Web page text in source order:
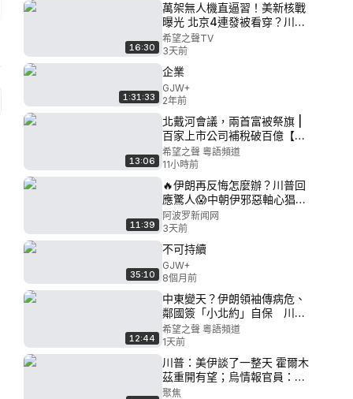
16:30
萬架無人機直逼習！美新核戰
曝光 北京4連發被看穿？川普
點名背後黑手【每日頭條】
希望之聲TV
3天前
1:31:33
企業
GJW+
2年前
13:06
北戴河會議，兩首富被祭旗 |
百家上市公司補稅破百億【財
經熱點】
希望之聲 粵語頻道
11小時前
11:39
🔥伊朗再反悔怎麼辦？川普回
應驚人😱中朝伊邪惡軸心猖
狂！朝鮮船擠爆大連港🚨反川
媒體也認了！伊朗低頭⚡️明天宣
布！美伊傳來大消息💥美軍打
伊朗彈藥快打光？白宮緊急回
應【C】
阿波罗新闻网
3天前
35:10
不可持續
GJW+
8個月前
12:44
中東變天？伊朗領袖傳病危、
鄰國簽「小北約」自保 川普
砍出生公民權【政經世界】
希望之聲 粵語頻道
1天前
川普：美伊談了一整天 霍爾木
茲重開有望；烏情報官員：俄
擬在西部部署朝鮮導彈部隊
聚焦